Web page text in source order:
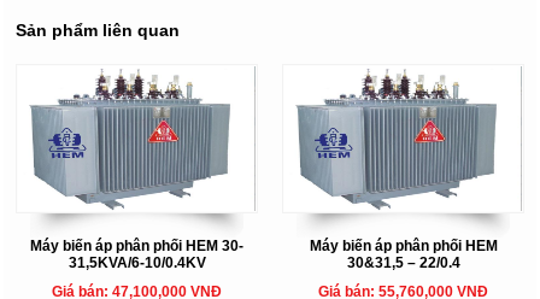
Sản phẩm liên quan
Máy biến áp phân phối HEM 30-
31,5KVA/6-10/0.4KV
Giá bán: 47,100,000 VNĐ
Máy biến áp phân phối HEM
30&31,5 – 22/0.4
Giá bán: 55,760,000 VNĐ